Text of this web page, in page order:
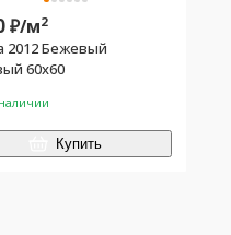
₽/м2
2012 Бежевый
60х60
Купить